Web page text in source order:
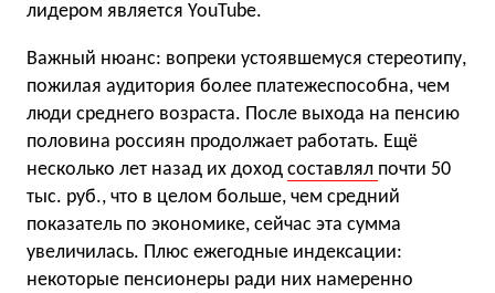
лидером является YouTube.
Важный нюанс: вопреки устоявшемуся стереотипу,
пожилая аудитория более платежеспособна, чем
люди среднего возраста. После выхода на пенсию
половина россиян продолжает работать. Ещё
несколько лет назад их доход составлял почти 50
тыс. руб., что в целом больше, чем средний
показатель по экономике, сейчас эта сумма
увеличилась. Плюс ежегодные индексации:
некоторые пенсионеры ради них намеренно